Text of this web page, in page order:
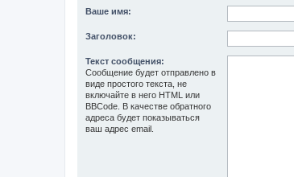
Ваше имя:
Заголовок:
Текст сообщения:
Сообщение будет отправлено в
виде простого текста, не
включайте в него HTML или
BBCode. В качестве обратного
адреса будет показываться
ваш адрес email.